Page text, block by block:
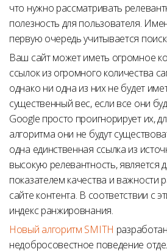
что нужно рассматривать
полезность для пользователя.
первую очередь учитывается
Ваш сайт может иметь огромное
ссылок из огромного количества
однако ни одна из них не будет
существенный вес, если все они
Google просто проигнорирует их,
алгоритма они не будут
одна единственная ссылка из
высокую релевантность,
показателем качества и важности
сайте контента. В соответствии с
индекс ранжировнания.
Новый алгоритм SMITH
недобросовестное поведение